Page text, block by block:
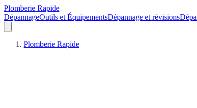
Plomberie Rapide
DépannageOutils et ÉquipementsDépannage et révisions
Plomberie Rapide